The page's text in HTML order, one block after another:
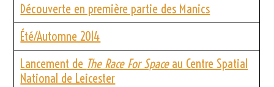
Découverte en première partie des Manics
Été/Automne 2014
Lancement de The Race For Spaceau Centre Spatial
National de Leicester